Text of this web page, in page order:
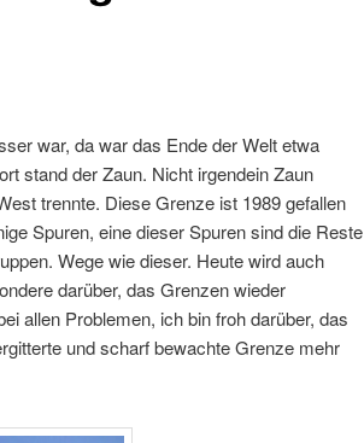
war, da war das Ende der Welt etwa
stand der Zaun. Nicht irgendein Zaun
trennte. Diese Grenze ist 1989 gefallen
Spuren, eine dieser Spuren sind die Reste
Wege wie dieser. Heute wird auch
darüber, das Grenzen wieder
allen Problemen, ich bin froh darüber, das
und scharf bewachte Grenze mehr